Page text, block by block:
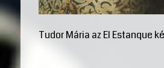
Tudor Mária az El Estanque